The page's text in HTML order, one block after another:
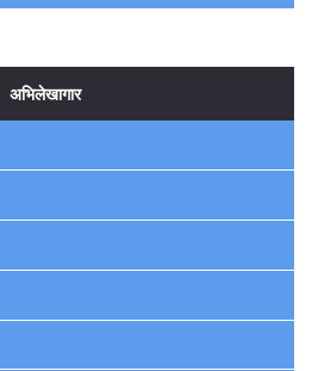
अभिलेखागार